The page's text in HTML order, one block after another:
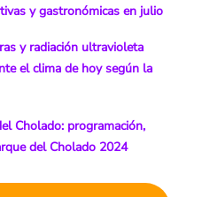
y gastronómicas en julio
y radiación ultravioleta
el clima de hoy según la
Cholado: programación,
del Cholado 2024